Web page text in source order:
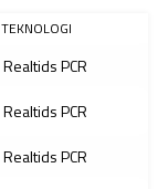
TEKNOLOGI
Realtids PCR
Realtids PCR
Realtids PCR